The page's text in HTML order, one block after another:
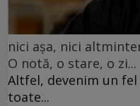
nici așa, nici
O notă, o stare, o zi...
Altfel, devenim un fel
toate...